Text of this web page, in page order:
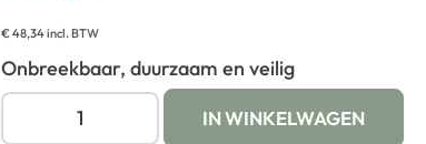
€48,34incl. BTW
Onbreekbaar, duurzaam en veilig
IN WINKELWAGEN